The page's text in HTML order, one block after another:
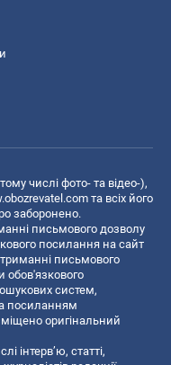
числі фото- та відео-),
та всіх його
заборонено.
письмового дозволу
посилання на сайт
письмового
обов'язкового
систем,
посиланням
оригінальний
інтерв’ю, статті,